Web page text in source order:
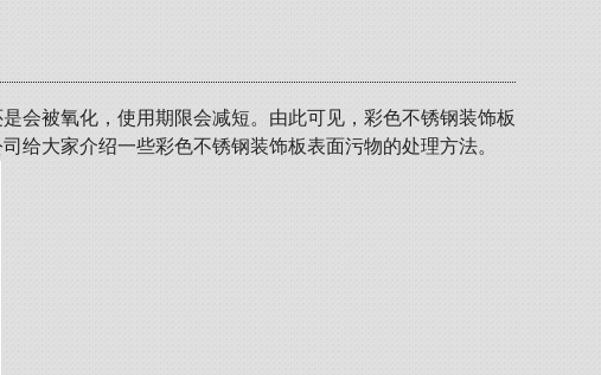
会被氧化，使用期限会减短。由此可见，彩色不锈钢装饰板
给大家介绍一些彩色不锈钢装饰板表面污物的处理方法。